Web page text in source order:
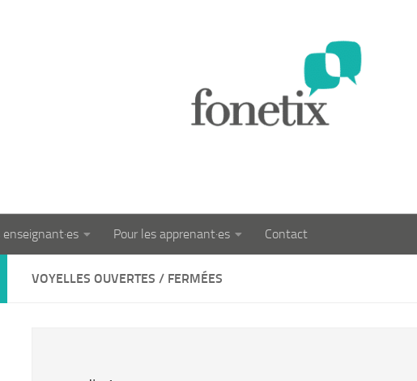
enseignant·es Pour les apprenant·es Contact
VOYELLES OUVERTES / FERMÉES